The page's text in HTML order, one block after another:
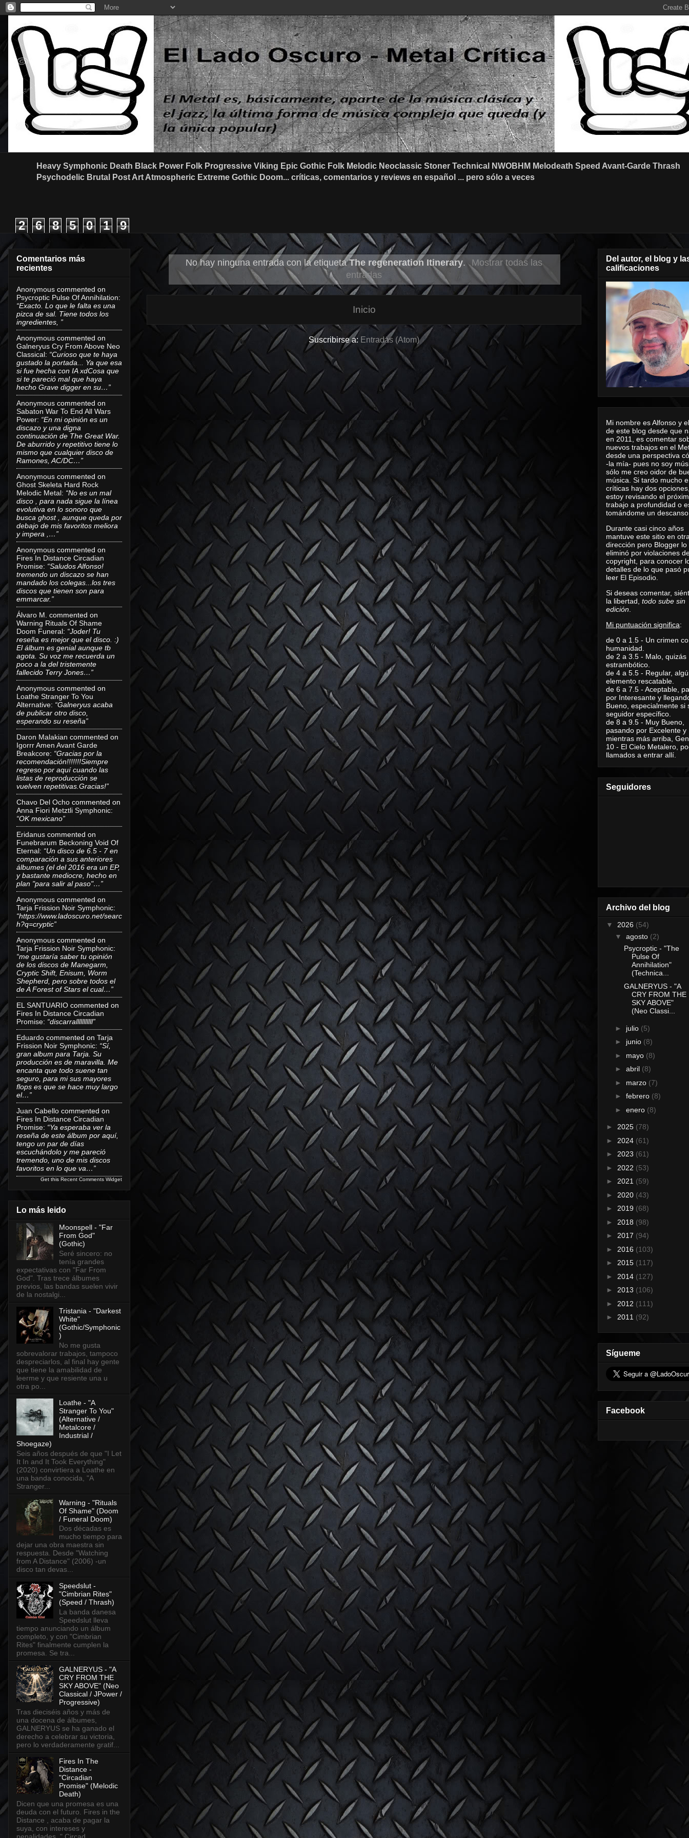
Heavy Symphonic Death Black Power Folk Progressive Viking Epic Gothic Folk Melodic Neoclassic Stoner Technical NWOBHM Melodeath Speed Avant-Garde Thrash
Psychodelic Brutal Post Art Atmospheric Extreme Gothic Doom... críticas, comentarios y reviews en español ... pero sólo a veces
2 6 8 5 0 1 9
No hay ninguna entrada con la etiquetaThe regeneration Itinerary.
Mostrar todas las
entradas
Inicio
Suscribirse a: Entradas (Atom)
Comentarios más
recientes
Anonymous commented on
Psycroptic Pulse Of Annihilation:
“Exacto. Lo que le falta es una
pizca de sal. Tiene todos los
ingredientes, ”
Anonymous commented on
Galneryus Cry From Above Neo
Classical: “Curioso que te haya
gustado la portada... Ya que esa
si fue hecha con IA xdCosa que
si te pareció mal que haya
hecho Grave digger en su…”
Anonymous commented on
Sabaton War To End All Wars
Power: “En mi opinión es un
discazo y una digna
continuación de The Great War.
De aburrido y repetitivo tiene lo
mismo que cualquier disco de
Ramones, AC/DC…”
Anonymous commented on
Ghost Skeleta Hard Rock
Melodic Metal: “No es un mal
disco , para nada sigue la línea
evolutiva en lo sonoro que
busca ghost , aunque queda por
debajo de mis favoritos meliora
y impera ,…”
Anonymous commented on
Fires In Distance Circadian
Promise: “Saludos Alfonso!
tremendo un discazo se han
mandado los colegas...los tres
discos que tienen son para
emmarcar.”
Álvaro M. commented on
Warning Rituals Of Shame
Doom Funeral: “Joder! Tu
reseña es mejor que el disco. :)
El álbum es genial aunque tb
agota. Su voz me recuerda un
poco a la del tristemente
fallecido Terry Jones…”
Anonymous commented on
Loathe Stranger To You
Alternative: “Galneryus acaba
de publicar otro disco,
esperando su reseña”
Daron Malakian commented on
Igorrr Amen Avant Garde
Breakcore: “Gracias por la
recomendación!!!!!!!Siempre
regreso por aquí cuando las
listas de reproducción se
vuelven repetitivas.Gracias!”
Chavo Del Ocho commented on
Anna Fiori Metztli Symphonic:
“OK mexicano”
Eridanus commented on
Funebrarum Beckoning Void Of
Eternal: “Un disco de 6.5 - 7 en
comparación a sus anteriores
álbumes (el del 2016 era un EP,
y bastante mediocre, hecho en
plan "para salir al paso"…”
Anonymous commented on
Tarja Frission Noir Symphonic:
“https://www.ladoscuro.net/searc
h?q=cryptic”
Anonymous commented on
Tarja Frission Noir Symphonic:
“me gustaría saber tu opinión
de los discos de Manegarm,
Cryptic Shift, Enisum, Worm
Shepherd, pero sobre todos el
de A Forest of Stars el cual…”
EL SANTUARIO commented on
Fires In Distance Circadian
Promise: “discarralllllllllll”
Eduardo commented on Tarja
Frission Noir Symphonic: “Sí,
gran album para Tarja. Su
producción es de maravilla. Me
encanta que todo suene tan
seguro, para mi sus mayores
flops es que se hace muy largo
el…”
Juan Cabello commented on
Fires In Distance Circadian
Promise: “Ya esperaba ver la
reseña de este álbum por aquí,
tengo un par de días
escuchándolo y me pareció
tremendo, uno de mis discos
favoritos en lo que va…”
Get this Recent Comments Widget
Lo más leido
Moonspell - "Far
From God"
(Gothic)
Seré sincero: no
tenía grandes
expectativas con "Far From
God". Tras trece álbumes
previos, las bandas suelen vivir
de la nostalgi...
Tristania - "Darkest
White"
(Gothic/Symphonic
)
No me gusta
sobrevalorar trabajos, tampoco
despreciarlos, al final hay gente
que tiene la amabilidad de
leerme y que resiente una u
otra po...
Loathe - "A
Stranger To You"
(Alternative /
Metalcore /
Industrial /
Shoegaze)
Seis años después de que "I Let
It In and It Took Everything"
(2020) convirtiera a Loathe en
una banda conocida, "A
Stranger...
Warning - "Rituals
Of Shame" (Doom
/ Funeral Doom)
Dos décadas es
mucho tiempo para
dejar una obra maestra sin
respuesta. Desde "Watching
from A Distance" (2006) -un
disco tan devas...
Speedslut -
"Cimbrian Rites"
(Speed / Thrash)
La banda danesa
Speedslut lleva
tiempo anunciando un álbum
completo, y con "Cimbrian
Rites" finalmente cumplen la
promesa. Se tra...
GALNERYUS - "A
CRY FROM THE
SKY ABOVE" (Neo
Classical / JPower /
Progressive)
Tras dieciséis años y más de
una docena de álbumes,
GALNERYUS se ha ganado el
derecho a celebrar su victoria,
pero lo verdaderamente gratif...
Fires In The
Distance -
"Circadian
Promise" (Melodic
Death)
Dicen que una promesa es una
deuda con el futuro. Fires in the
Distance , acaba de pagar la
suya, con intereses y
penalidades. " Circad...
Del autor, el blog y
calificaciones
Mi nombre es Alfonso y
de este blog desde que
en 2011, es comentar
nuevos trabajos en el
desde una perspectiva
-la mía- pues no soy
sólo me creo oidor de
música. Si tardo mucho
críticas hay dos
estoy revisando el
trabajo a profundidad o
tomándome un
Durante casi cinco años
mantuve este sitio en
dirección pero Blogger lo
eliminó por violaciones
copyright, para conocer
detalles de lo que pasó
leer El Episodio
Si deseas comentar,
la libertad, todo sube sin
edición
Mi puntuación significa:
de 0 a 1.5 - Un crimen
humanidad.
de 2 a 3.5 - Malo, quizás
estrambótico.
de 4 a 5.5 - Regular,
elemento rescatable.
de 6 a 7.5 - Aceptable,
por Interesante y
Bueno, especialmente si
seguidor específico.
de 8 a 9.5 - Muy Bueno,
pasando por Excelente y
mientras más arriba,
10 - El Cielo Metalero,
llamados a entrar allí.
Seguidores
Archivo del blog
▼ 2026 (54)
▼ agosto (2)
Psycroptic - "The
Pulse Of
Annihilation"
(Technica...
GALNERYUS - "A
CRY FROM THE
SKY ABOVE"
(Neo Classi...
► julio (5)
► junio (8)
► mayo (8)
► abril (8)
► marzo (7)
► febrero (8)
► enero (8)
► 2025 (78)
► 2024 (61)
► 2023 (61)
► 2022 (53)
► 2021 (59)
► 2020 (43)
► 2019 (68)
► 2018 (98)
► 2017 (94)
► 2016 (103)
► 2015 (117)
► 2014 (127)
► 2013 (106)
► 2012 (111)
► 2011 (92)
Sígueme
Facebook